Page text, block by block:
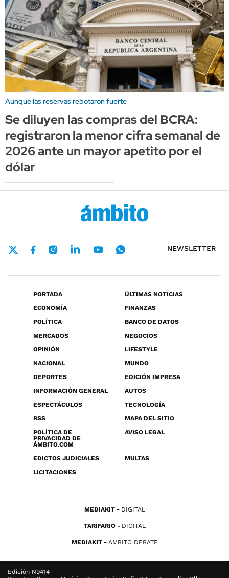
Aunque las reservas rebotaron fuerte
Se diluyen las compras del BCRA:
registraron la menor cifra semanal de
2026 ante un mayor apetito por el
dólar
NEWSLETTER
PORTADA
ÚLTIMAS NOTICIAS
ECONOMÍA
FINANZAS
POLÍTICA
BANCO DE DATOS
MERCADOS
NEGOCIOS
OPINIÓN
LIFESTYLE
NACIONAL
MUNDO
DEPORTES
EDICIÓN IMPRESA
INFORMACIÓN GENERAL
AUTOS
ESPECTÁCULOS
TECNOLOGÍA
RSS
MAPA DEL SITIO
POLÍTICA DE
PRIVACIDAD DE
ÁMBITO.COM
AVISO LEGAL
EDICTOS JUDICIALES
MULTAS
LICITACIONES
MEDIAKIT DIGITAL
TARIFARIO DIGITAL
MEDIAKIT AMBITO DEBATE
Edición N9414